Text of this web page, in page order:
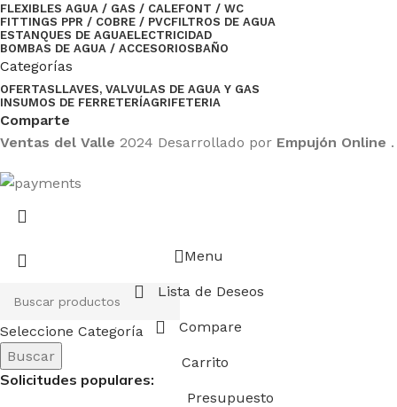
FLEXIBLES AGUA / GAS / CALEFONT / WC
FITTINGS PPR / COBRE / PVCFILTROS DE AGUA
ESTANQUES DE AGUAELECTRICIDAD
BOMBAS DE AGUA / ACCESORIOSBAÑO
Categorías
OFERTASLLAVES, VALVULAS DE AGUA Y GAS
INSUMOS DE FERRETERÍAGRIFETERIA
Comparte
Ventas del Valle 2024 Desarrollado por Empujón Online .
Seleccione Categoría
Buscar
Solicitudes populares:
Menu
Lista de Deseos
Compare
Carrito
Presupuesto